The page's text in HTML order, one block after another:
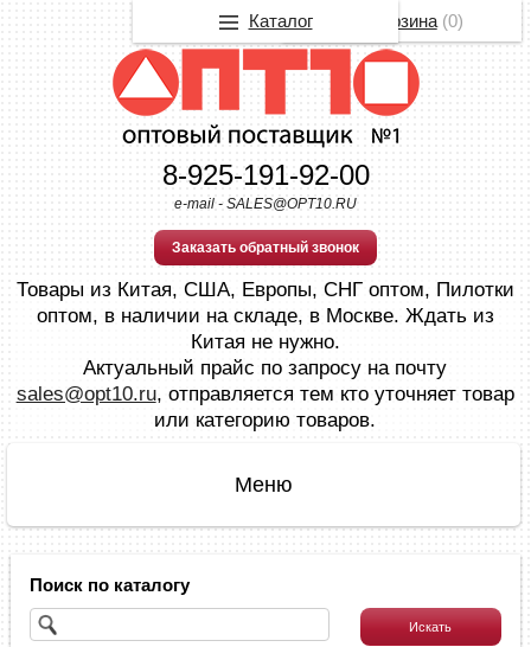
8-925-191-92-00
e-mail - SALES@OPT10.RU
Заказать обратный звонок
Товары из Китая, США, Европы, СНГ оптом, Пилотки
оптом, в наличии на складе, в Москве. Ждать из
Китая не нужно.
Актуальный прайс по запросу на почту
sales@opt10.ru, отправляется тем кто уточняет товар
или категорию товаров.
Поиск по каталогу
Корзина(0)
Каталог